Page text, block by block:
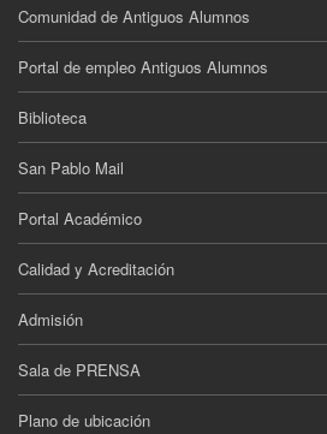
Comunidad de Antiguos Alumnos
Portal de empleo Antiguos Alumnos
Biblioteca
San Pablo Mail
Portal Académico
Calidad y Acreditación
Admisión
Sala de PRENSA
Plano de ubicación